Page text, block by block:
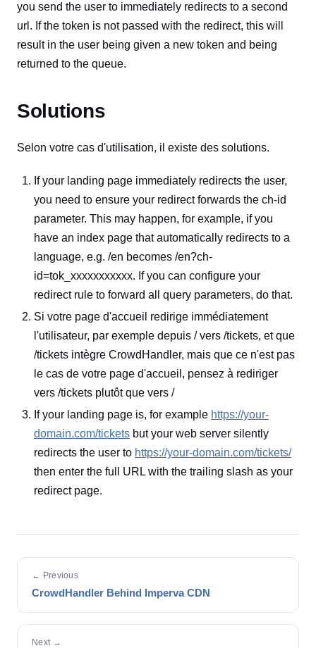
you send the user to immediately redirects to a second
url. If the token is not passed with the redirect, this will
result in the user being given a new token and being
returned to the queue.
Solutions
Selon votre cas d'utilisation, il existe des solutions.
If your landing page immediately redirects the user,
you need to ensure your redirect forwards the ch-id
parameter. This may happen, for example, if you
have an index page that automatically redirects to a
language, e.g. /en becomes /en?ch-
id=tok_xxxxxxxxxxx. If you can configure your
redirect rule to forward all query parameters, do that.
Si votre page d'accueil redirige immédiatement
l'utilisateur, par exemple depuis / vers /tickets, et que
/tickets intègre CrowdHandler, mais que ce n'est pas
le cas de votre page d'accueil, pensez à rediriger
vers /tickets plutôt que vers /
If your landing page is, for example https://your-
domain.com/tickets but your web server silently
redirects the user to https://your-domain.com/tickets/
then enter the full URL with the trailing slash as your
redirect page.
← Previous
CrowdHandler Behind Imperva CDN
Next →